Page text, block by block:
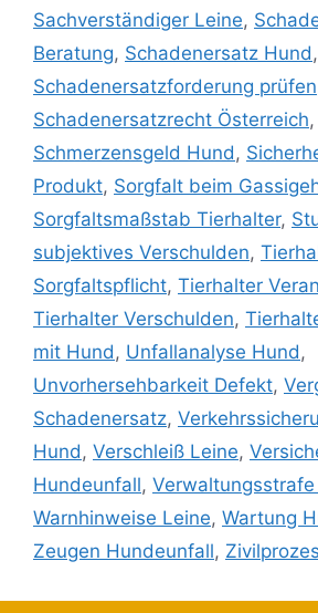
Sachverständiger Leine,
Beratung, Schadenersatz Hund,
Schadenersatzforderung prüfen
Schadenersatzrecht Österreich,
Schmerzensgeld Hund,
Produkt, Sorgfalt beim
Sorgfaltsmaßstab Tierhalter,
subjektives Verschulden,
Sorgfaltspflicht, Tierhalter
Tierhalter Verschulden,
mit Hund, Unfallanalyse Hund,
Unvorhersehbarkeit Defekt,
Schadenersatz,
Hund, Verschleiß Leine,
Hundeunfall, Verwaltungsstrafe
Warnhinweise Leine, Wartung
Zeugen Hundeunfall,